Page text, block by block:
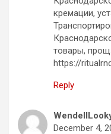
кремации,
товары,
https://
Reply
December 4,